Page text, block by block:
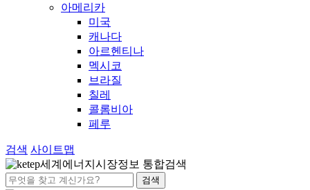
아메리카
미국
캐나다
아르헨티나
멕시코
브라질
칠레
콜롬비아
페루
검색 사이트맵
세계에너지시장정보 통합검색
검색